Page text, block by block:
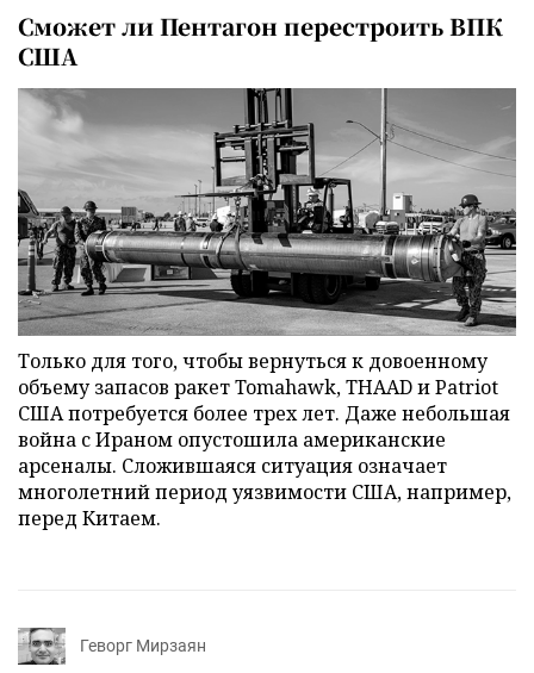
Сможет ли Пентагон перестроить ВПК
США
Только для того, чтобы вернуться к довоенному
объему запасов ракет Tomahawk, THAAD и Patriot
США потребуется более трех лет. Даже небольшая
война с Ираном опустошила американские
арсеналы. Сложившаяся ситуация означает
многолетний период уязвимости США, например,
перед Китаем.
Геворг Мирзаян